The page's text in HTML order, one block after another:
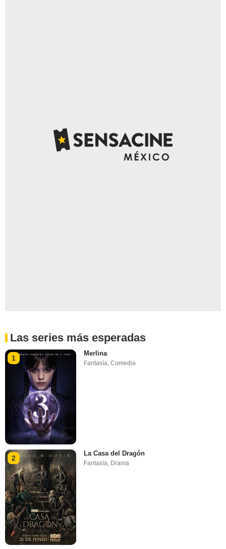
Las series más esperadas
1
Merlina
Fantasía,Comedia
2
La Casa del Dragón
Fantasía, Drama